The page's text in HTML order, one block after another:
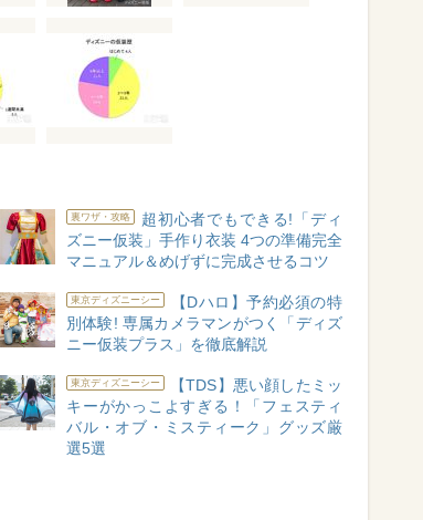
裏ワザ・攻略
超初心者でもできる!「ディ
ズニー仮装」手作り衣装 4つの準備完全
マニュアル＆めげずに完成させるコツ
東京ディズニーシー
【Dハロ】予約必須の特
別体験! 専属カメラマンがつく「ディズ
ニー仮装プラス」を徹底解説
東京ディズニーシー
【TDS】悪い顔したミッ
キーがかっこよすぎる！「フェスティ
バル・オブ・ミスティーク」グッズ厳
選5選